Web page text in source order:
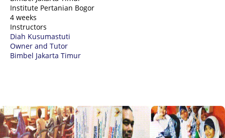
Institute Pertanian Bogor
4 weeks
Instructors
Diah Kusumastuti
Owner and Tutor
Bimbel Jakarta Timur